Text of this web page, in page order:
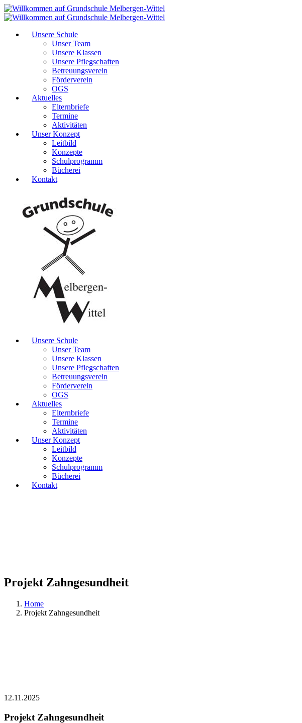
Unsere Schule
Unser Team
Unsere Klassen
Unsere Pflegschaften
Betreuungsverein
Förderverein
OGS
Aktuelles
Elternbriefe
Termine
Aktivitäten
Unser Konzept
Leitbild
Konzepte
Schulprogramm
Bücherei
Kontakt
Unsere Schule
Unser Team
Unsere Klassen
Unsere Pflegschaften
Betreuungsverein
Förderverein
OGS
Aktuelles
Elternbriefe
Termine
Aktivitäten
Unser Konzept
Leitbild
Konzepte
Schulprogramm
Bücherei
Kontakt
Projekt Zahngesundheit
Home
Projekt Zahngesundheit
12.11.2025
Projekt Zahngesundheit